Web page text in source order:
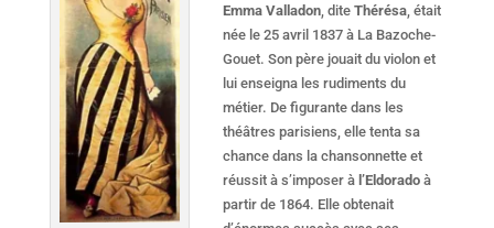
Emma Valladon, dite Thérésa, était
née le 25 avril 1837 à La Bazoche-
Gouet. Son père jouait du violon et
lui enseigna les rudiments du
métier. De figurante dans les
théâtres parisiens, elle tenta sa
chance dans la chansonnette et
réussit à s’imposer àl’Eldoradoà
partir de 1864. Elle obtenait